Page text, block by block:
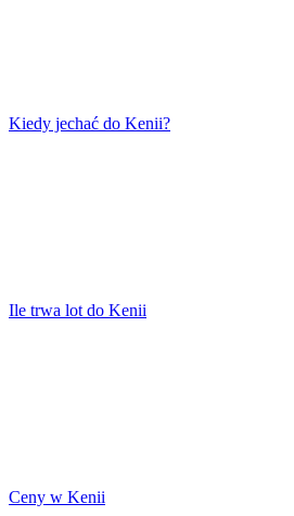
Kiedy jechać do Kenii?
Ile trwa lot do Kenii
Ceny w Kenii